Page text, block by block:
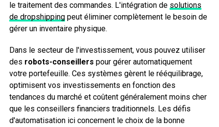
le traitement des commandes. L'intégration de solutions
de dropshippingpeut éliminer complètement le besoin de
gérer un inventaire physique.
Dans le secteur de l'investissement, vous pouvez utiliser
des robots-conseillers pour gérer automatiquement
votre portefeuille. Ces systèmes gèrent le rééquilibrage,
optimisent vos investissements en fonction des
tendances du marché et coûtent généralement moins cher
que les conseillers financiers traditionnels. Les défis
d'automatisation ici concernent le choix de la bonne